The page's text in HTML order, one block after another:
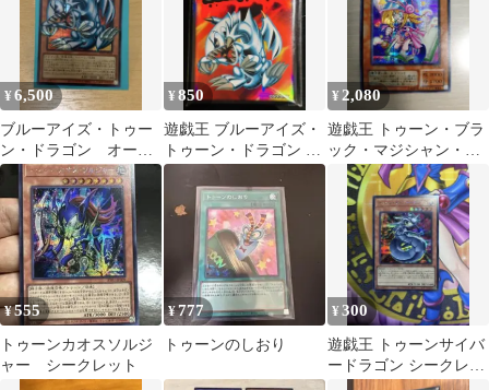
¥6,500
ブルーアイズ・トゥー
ン・ドラゴン オーバ
ーフレーム【日版】
¥850
遊戯王 ブルーアイズ・
トゥーン・ドラゴン ス
リーブ20枚入り
¥ 2,080
遊戯王 トゥーン・ブラ
ック・マジシャン・ガ
ール G6-02
¥555
トゥーンカオスソルジ
ャー シークレット
¥777
トゥーンのしおり
¥300
遊戯王 トゥーンサイバ
ードラゴン シークレッ